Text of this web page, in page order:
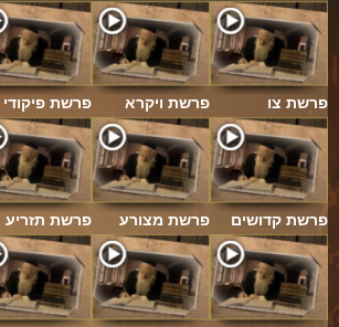
פרשת פיקודי פרשת ויקרא פרשת צו
פרשת תזריע פרשת מצורע פרשת קדושים